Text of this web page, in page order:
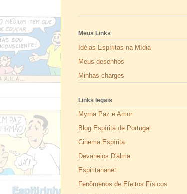
Meus Links
Idéias Espíritas na Mídia
Meus desenhos
Minhas charges
Links legais
Myrna Paz e Amor
Blog Espírita de Portugal
Cinema Espírita
Devaneios D'alma
Espiritananet
Fenômenos de Efeitos Físicos